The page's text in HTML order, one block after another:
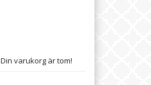
Din varukorg är tom!